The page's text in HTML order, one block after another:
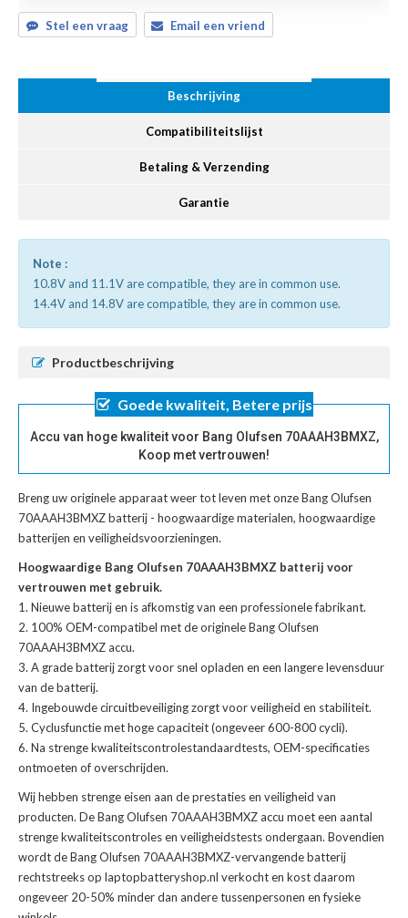
Stel een vraag Email een vriend
Beschrijving
Compatibiliteitslijst
Betaling & Verzending
Garantie
Note :
10.8V and 11.1V are compatible, they are in common use.
14.4V and 14.8V are compatible, they are in common use.
Productbeschrijving
Goede kwaliteit, Betere prijs
Accu van hoge kwaliteit voor Bang Olufsen 70AAAH3BMXZ,
Koop met vertrouwen!
Breng uw originele apparaat weer tot leven met onzeBang Olufsen
70AAAH3BMXZ batterij - hoogwaardige materialen, hoogwaardige
batterijen en veiligheidsvoorzieningen.
Hoogwaardige Bang Olufsen 70AAAH3BMXZ batterij voor
vertrouwen met gebruik.
Nieuwe batterij en is afkomstig van een professionele fabrikant.
100% OEM-compatibel met deoriginele Bang Olufsen
70AAAH3BMXZ accu.
A grade batterij zorgt voor snel opladen en een langere levensduur
van de batterij.
Ingebouwde circuitbeveiliging zorgt voor veiligheid en stabiliteit.
Cyclusfunctie met hoge capaciteit (ongeveer 600-800 cycli).
Na strenge kwaliteitscontrolestandaardtests, OEM-specificaties
ontmoeten of overschrijden.
Wij hebben strenge eisen aan de prestaties en veiligheid van
producten. DeBang Olufsen 70AAAH3BMXZ accu moet een aantal
strenge kwaliteitscontroles en veiligheidstests ondergaan. Bovendien
wordt deBang Olufsen 70AAAH3BMXZ-vervangende batterij
rechtstreeks op laptopbatteryshop.nl verkocht en kost daarom
ongeveer 20-50% minder dan andere tussenpersonen en fysieke